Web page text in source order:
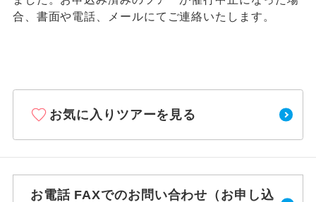
合、書面や電話、メールにてご連絡いたします。
お気に入りツアーを見る
お電話 FAXでのお問い合わせ（お申し込